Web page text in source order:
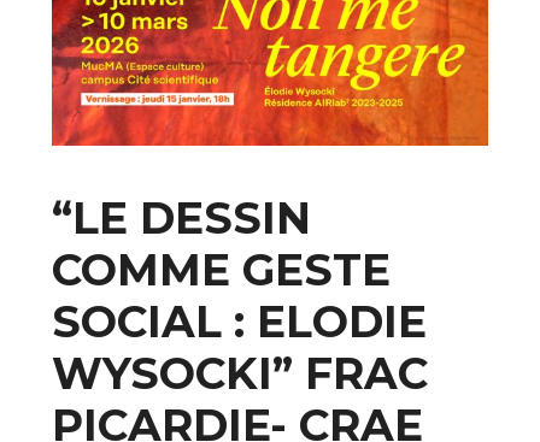
“LE DESSIN
COMME GESTE
SOCIAL : ELODIE
WYSOCKI” FRAC
PICARDIE- CRAE